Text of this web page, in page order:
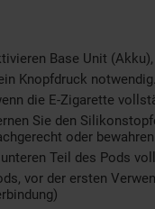
Base Unit
Knopfdruck notwendig.
die E-Zigarette
Sie den
oder
Teil des Pods
vor der ersten